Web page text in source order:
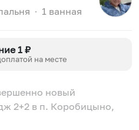
∙ 1 ванная
1 ₽
на месте
новый
2+2 в п. Коробицыно,